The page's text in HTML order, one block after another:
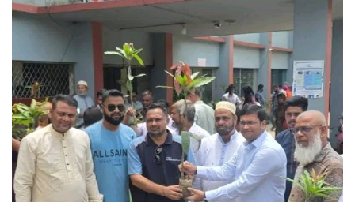
শাড়ি পরে এলে ফুলমার্ক পাবে’,
খুবির সেই শিক্ষকের আরেক
কাণ্ড
কিস্তি সুরক্ষা কার্ডধারী ৮
শতাধিক পরিবারকে সহায়তা
ওয়ালটন প্লাজার
তিন উপদেষ্টার সঙ্গে জামায়াতের
সেক্রেটারির সাক্ষাৎ
বাগানে পড়েছিল নারীর
গলাকাটা মরদেহ
পু‌লি‌শে বরখাস্ত চলমান প্রক্রিয়া:
স্বরাষ্ট্র উপদেষ্টা